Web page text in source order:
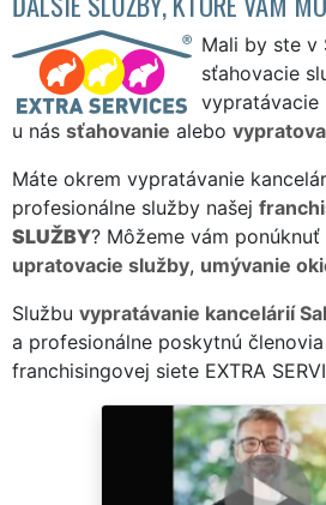
Mali by ste v
sťahovacie
vypratávacie
u nás sťahovanie alebo
Máte okrem vypratávanie
profesionálne služby našej
SLUŽBY? Môžeme vám
upratovacie služby, umývanie
Službu vypratávanie kancelárií
a profesionálne poskytnú
franchisingovej siete EXTRA